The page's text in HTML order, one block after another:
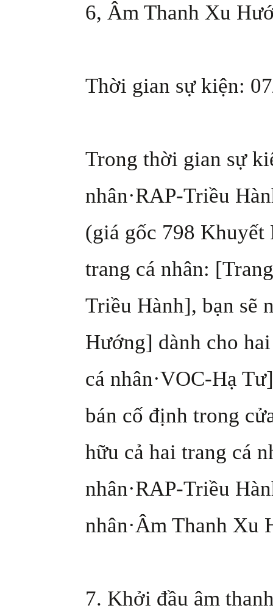
6, Âm Thanh Xu
Thời gian sự kiện:
Trong thời gian sự
nhân·RAP-Triều
(giá gốc 798
trang cá nhân:
Triều Hành], bạn sẽ
Hướng] dành cho
cá nhân·VOC-Hạ
bán cố định trong
hữu cả hai trang cá
nhân·RAP-Triều
nhân·Âm Thanh Xu
7. Khởi đầu âm